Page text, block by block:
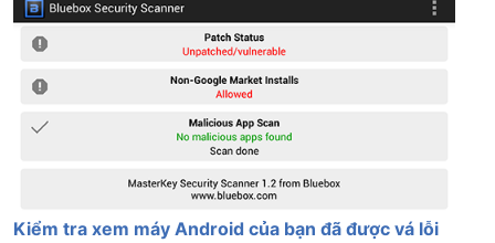
Kiểm tra xem máy Android của bạn đã được vá lỗi